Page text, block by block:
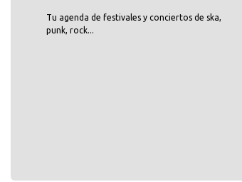
Tu agenda de festivales y conciertos de ska,
punk, rock...